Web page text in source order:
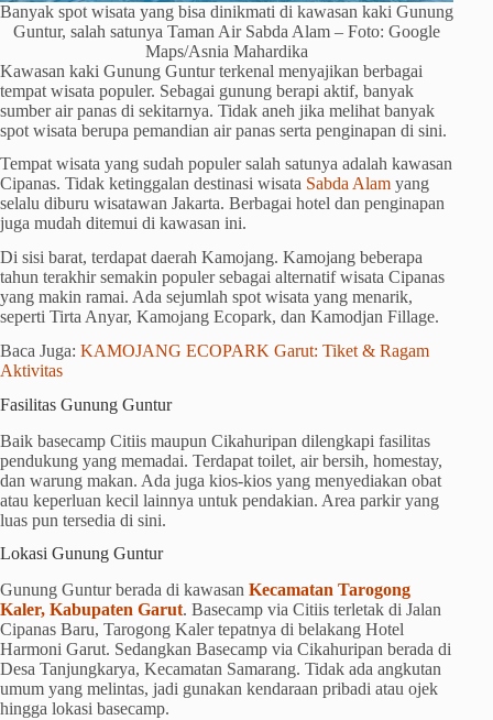
Banyak spot wisata yang bisa dinikmati di kawasan kaki Gunung
Guntur, salah satunya Taman Air Sabda Alam – Foto: Google
Maps/Asnia Mahardika
Kawasan kaki Gunung Guntur terkenal menyajikan berbagai
tempat wisata populer. Sebagai gunung berapi aktif, banyak
sumber air panas di sekitarnya. Tidak aneh jika melihat banyak
spot wisata berupa pemandian air panas serta penginapan di sini.
Tempat wisata yang sudah populer salah satunya adalah kawasan
Cipanas. Tidak ketinggalan destinasi wisata Sabda Alam yang
selalu diburu wisatawan Jakarta. Berbagai hotel dan penginapan
juga mudah ditemui di kawasan ini.
Di sisi barat, terdapat daerah Kamojang. Kamojang beberapa
tahun terakhir semakin populer sebagai alternatif wisata Cipanas
yang makin ramai. Ada sejumlah spot wisata yang menarik,
seperti Tirta Anyar, Kamojang Ecopark, dan Kamodjan Fillage.
Baca Juga: KAMOJANG ECOPARK Garut: Tiket & Ragam
Aktivitas
Fasilitas Gunung Guntur
Baik basecamp Citiis maupun Cikahuripan dilengkapi fasilitas
pendukung yang memadai. Terdapat toilet, air bersih, homestay,
dan warung makan. Ada juga kios-kios yang menyediakan obat
atau keperluan kecil lainnya untuk pendakian. Area parkir yang
luas pun tersedia di sini.
Lokasi Gunung Guntur
Gunung Guntur berada di kawasan Kecamatan Tarogong
Kaler, Kabupaten Garut. Basecamp via Citiis terletak di Jalan
Cipanas Baru, Tarogong Kaler tepatnya di belakang Hotel
Harmoni Garut. Sedangkan Basecamp via Cikahuripan berada di
Desa Tanjungkarya, Kecamatan Samarang. Tidak ada angkutan
umum yang melintas, jadi gunakan kendaraan pribadi atau ojek
hingga lokasi basecamp.